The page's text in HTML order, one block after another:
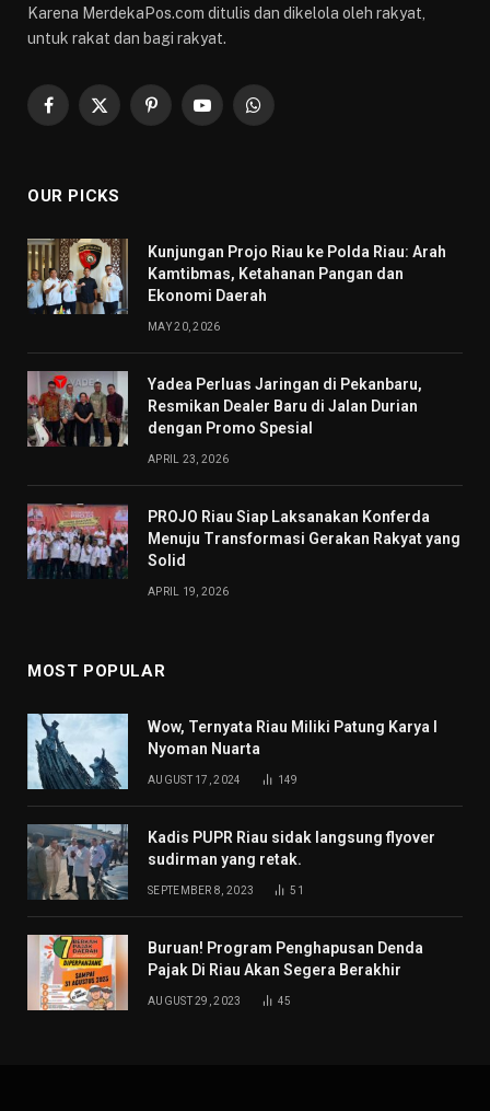
Karena MerdekaPos.com ditulis dan dikelola oleh rakyat,
untuk rakat dan bagi rakyat.
Facebook
X
PinterestYouTubeWhatsApp
OUR PICKS
Kunjungan Projo Riau ke Polda Riau: Arah
Kamtibmas, Ketahanan Pangan dan
Ekonomi Daerah
MAY 20, 2026
Yadea Perluas Jaringan di Pekanbaru,
Resmikan Dealer Baru di Jalan Durian
dengan Promo Spesial
APRIL 23, 2026
PROJO Riau Siap Laksanakan Konferda
Menuju Transformasi Gerakan Rakyat yang
Solid
APRIL 19, 2026
MOST POPULAR
Wow, Ternyata Riau Miliki Patung Karya I
Nyoman Nuarta
AUGUST 17, 2024 149
Kadis PUPR Riau sidak langsung flyover
sudirman yang retak.
SEPTEMBER 8, 2023 51
Buruan! Program Penghapusan Denda
Pajak Di Riau Akan Segera Berakhir
AUGUST 29, 2023 45